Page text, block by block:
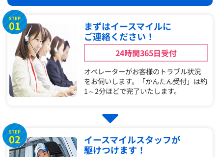
STEP
01
まずはイースマイルに
ご連絡ください！
24時間365日受付
オペレーターがお客様のトラブル状況
をお伺いします。「かんたん受付」は約
1～2分ほどで完了いたします。
STEP
02
イースマイルスタッフが
駆けつけます！